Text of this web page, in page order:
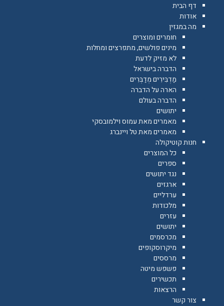
דף הבית
אודות
מה במגזין
חומרים ומוצרים
מינים פולשים, מתפרצים ומחלות
לא מזיק לדעת
הדברה בישראל
מַדְבִּירִים מְדַבְּרִים
הארה על הדברה
הדברה בעולם
יתושים
מאמרים מאת עמוס וילמובסקי
מאמרים מאת טל ויינברג
חנות קוטיקולה
כל המוצרים
ספרים
נגד יתושים
ארגזים
ערדליים
מלכודות
עזרים
יתושים
מכרסמים
מיקרוסקופים
מרססים
פשפש מיטה
תכשירים
הרצאות
צור קשר